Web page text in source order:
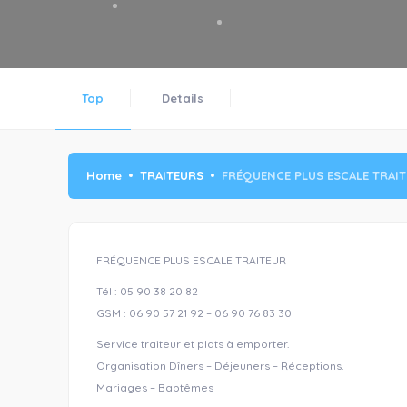
Top Details
Home TRAITEURS FRÉQUENCE PLUS ESCALE
FRÉQUENCE PLUS ESCALE TRAITEUR
Tél : 05 90 38 20 82
GSM : 06 90 57 21 92 – 06 90 76 83 30
Service traiteur et plats à emporter.
Organisation Dîners – Déjeuners – Réceptions.
Mariages – Baptêmes